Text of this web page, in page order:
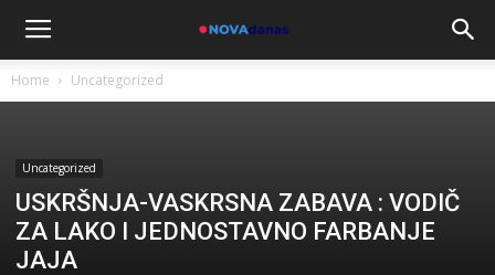
Home Uncategorized
Uncategorized
USKRŠNJA-VASKRSNA ZABAVA : VODIČ
ZA LAKO I JEDNOSTAVNO FARBANJE
JAJA